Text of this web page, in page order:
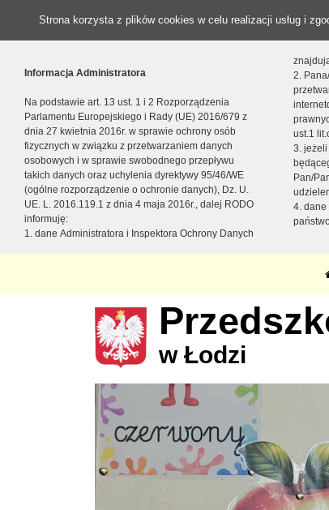
Strona korzysta z plików cookies w celu realizacji usług i
Informacja Administratora
Na podstawie art. 13 ust. 1 i 2 Rozporządzenia
Parlamentu Europejskiego i Rady (UE) 2016/679 z
dnia 27 kwietnia 2016r. w sprawie ochrony osób
fizycznych w związku z przetwarzaniem danych
osobowych i w sprawie swobodnego przepływu
takich danych oraz uchylenia dyrektywy 95/46/WE
(ogólne rozporządzenie o ochronie danych), Dz. U.
UE. L. 2016.119.1 z dnia 4 maja 2016r., dalej RODO
informuję:
1. dane Administratora i Inspektora Ochrony Danych
2.
ust.1
3.
Pan/
4.
w Łodzi